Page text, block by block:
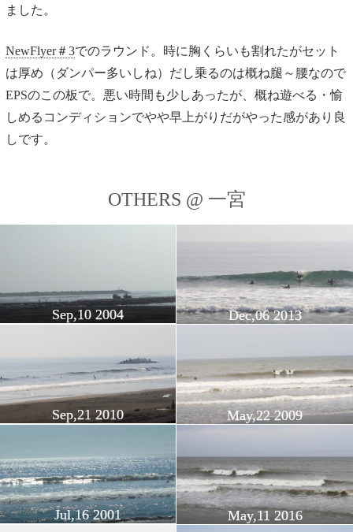
ました。
NewFlyer＃3でのラウンド。時に胸くらいも割れたがセット
は厚め（ダンパー多いしね）だし乗るのは概ね腿～腰なので
EPSのこの板で。悪い時間も少しあったが、概ね遊べる・愉
しめるコンディションでやや早上がりだがやった感があり良
しです。
OTHERS @ 一宮
Sep,10 2004 Dec,06 2013
Sep,21 2010 May,22 2009
Jul,16 2001 May,11 2016